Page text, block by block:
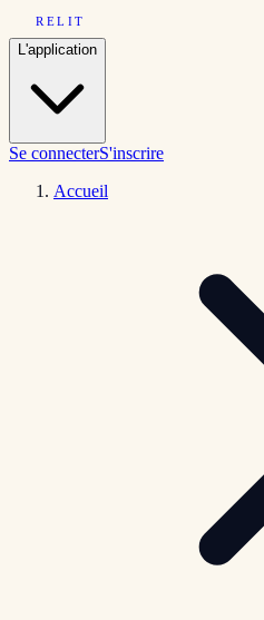
RELIT
L'application
Se connecterS'inscrire
Accueil